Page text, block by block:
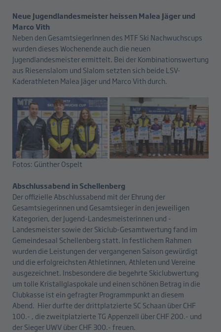
Neue Jugendlandesmeister heissen Malea Jäger und
Marco Vith
Neben den GesamtsiegerInnen des MTF Ski Nachwuchscups
wurden dieses Wochenende auch die neuen
Jugendlandesmeister ermittelt. Bei der Kombinationswertung
aus Riesenslalom und Slalom setzten sich beide LSV-
Kaderathleten Malea Jäger und Marco Vith durch.
Fotos: Günther Ospelt
Abschlussabend in Schellenberg
Der offizielle Abschlussabend mit der Ehrung der
Gesamtsiegerinnen und Gesamtsieger in den jeweiligen
Kategorien, der Jugend-Landesmeisterinnen und -
Landesmeister sowie der Skiclub-Gesamtwertung fand im
Gemeindesaal Schellenberg statt. In festlichem Rahmen
wurden die Leistungen der vergangenen Saison gewürdigt
und die erfolgreichsten Athletinnen, Athleten und Vereine
ausgezeichnet. Insbesondere die begehrte Skiclubwertung
um tolle Kristallglaspokale und einen schönen Betrag in die
Clubkasse ist ein gefragter Programmpunkt an diesem
Abend. Hier durfte der drittplatzierte SC Schaan über CHF
100.- , die zweitplatzierte TG Appenzell über CHF 200.- und
der Sieger UWV über CHF 300.- freuen.